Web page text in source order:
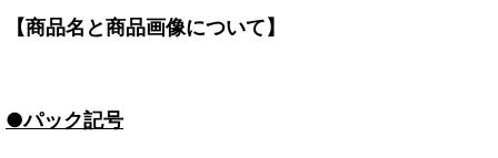
【商品名と商品画像について】
●パック記号